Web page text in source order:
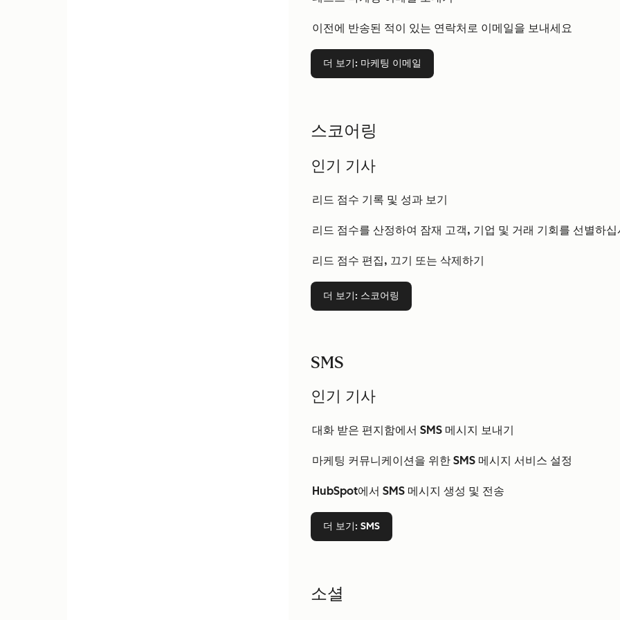
이전에 반송된 적이 있는 연락처로 이메일을 보내세요
더 보기: 마케팅 이메일
스코어링
인기 기사
리드 점수 기록 및 성과 보기
리드 점수를 산정하여 잠재 고객, 기업 및 거래 기회를 선별하십
리드 점수 편집, 끄기 또는 삭제하기
더 보기: 스코어링
SMS
인기 기사
대화 받은 편지함에서 SMS 메시지 보내기
마케팅 커뮤니케이션을 위한 SMS 메시지 서비스 설정
HubSpot에서 SMS 메시지 생성 및 전송
더 보기: SMS
소셜